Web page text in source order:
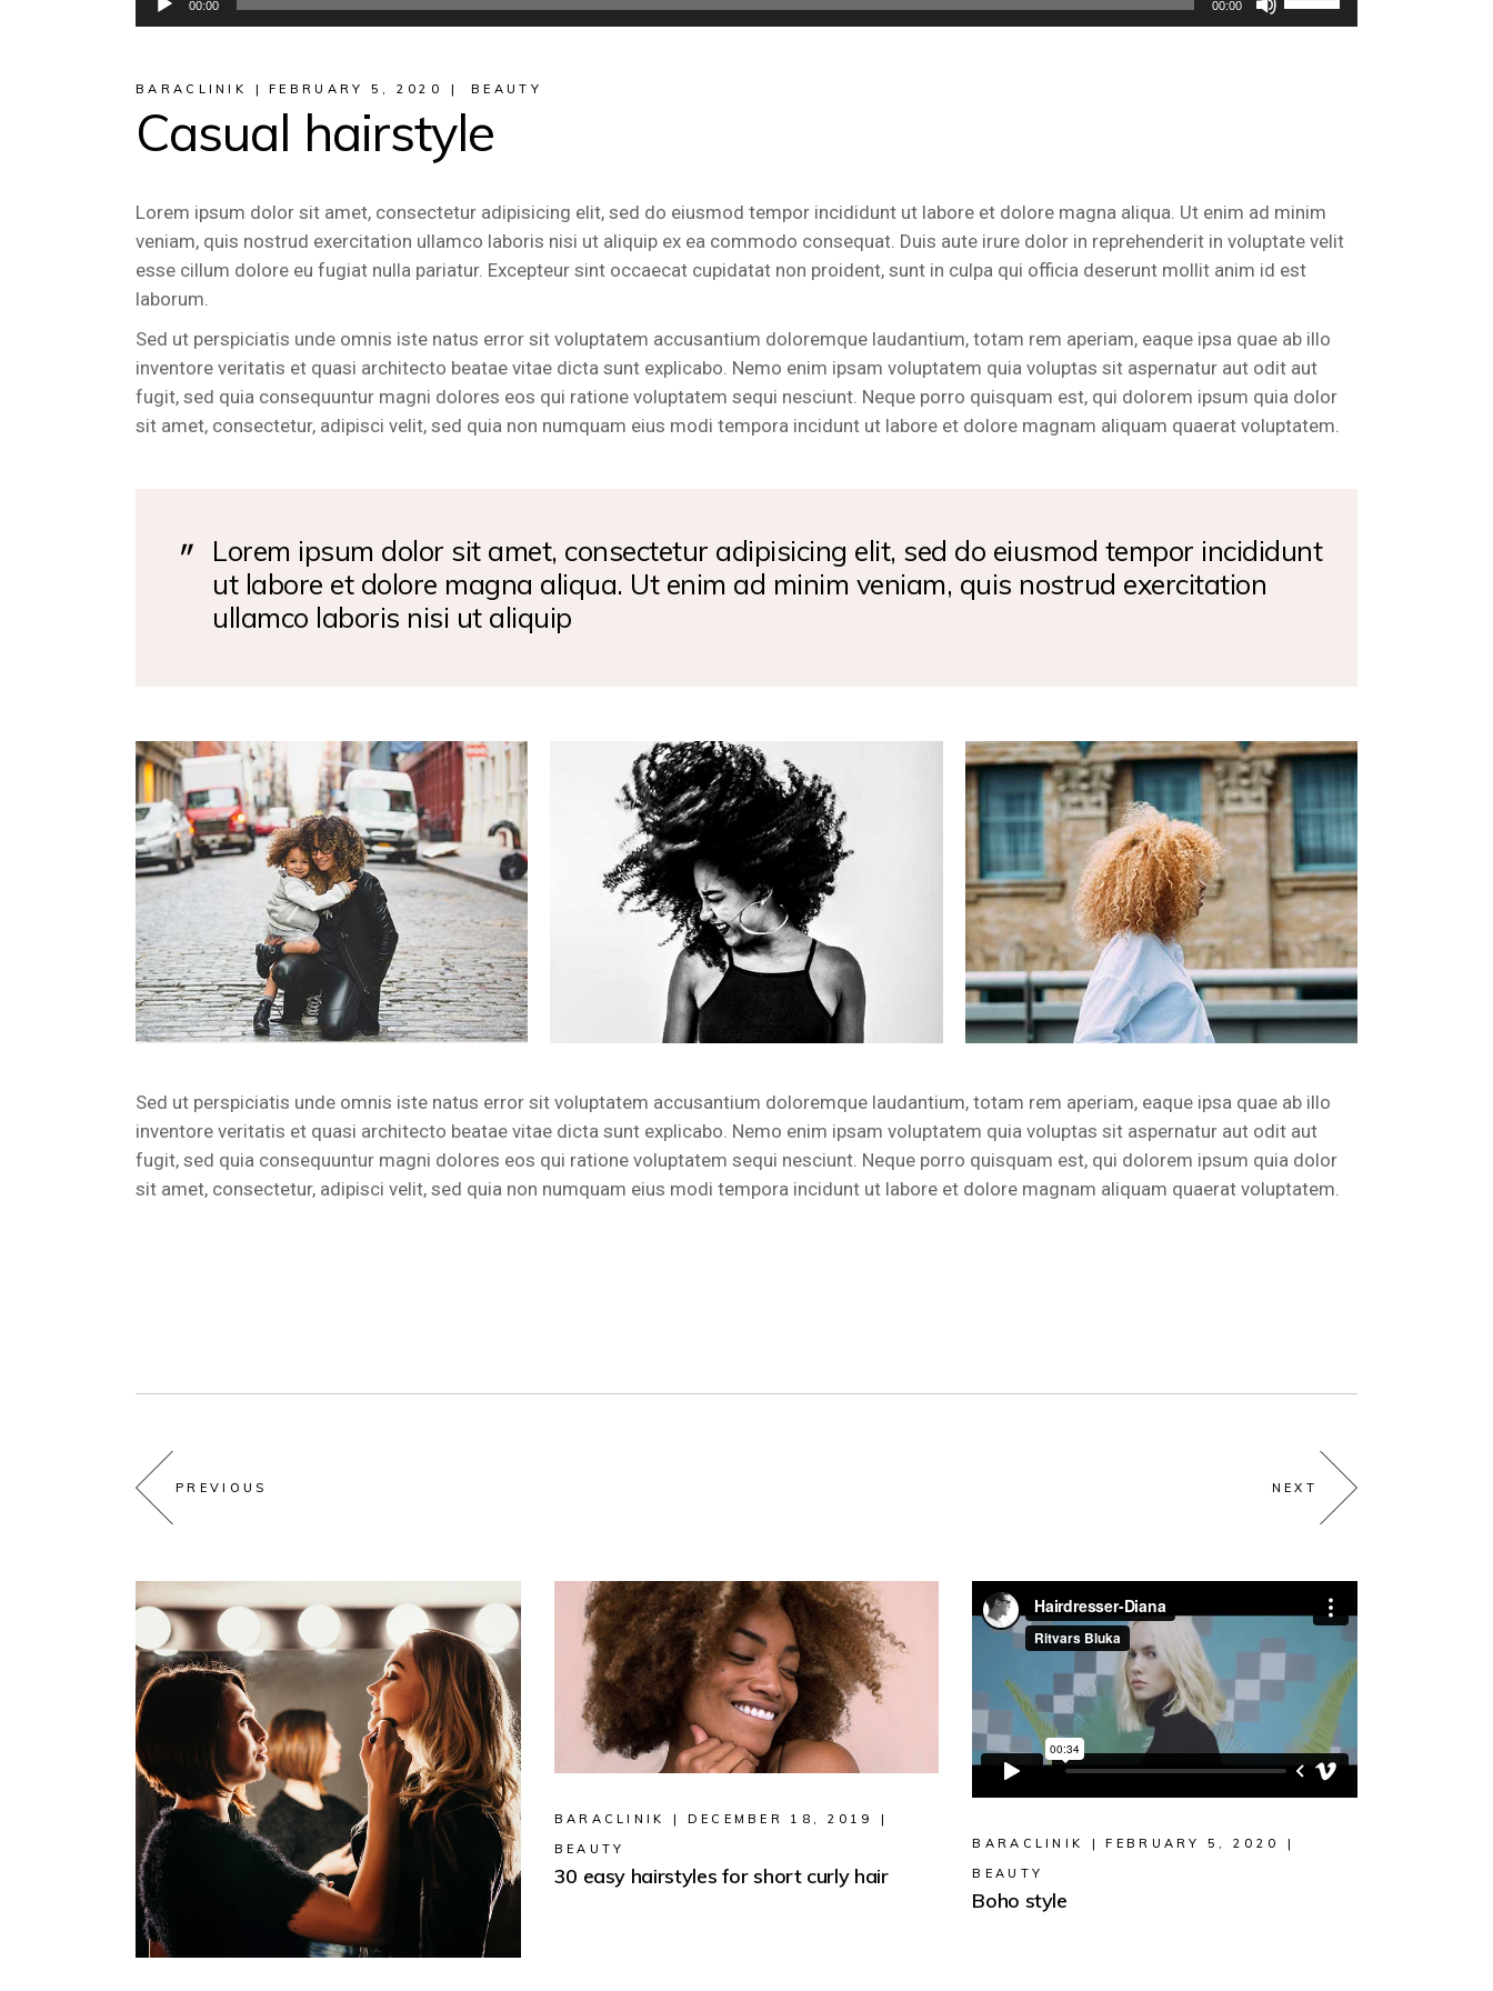
Player
00:00 00:00
Up/Down
volume.
BARACLINIK FEBRUARY 5, 2020 BEAUTY
Casual hairstyle
Lorem ipsum dolor sit amet, consectetur adipisicing elit, sed do eiusmod tempor incididunt ut labore et dolore magna aliqua. Ut enim ad minim
veniam, quis nostrud exercitation ullamco laboris nisi ut aliquip ex ea commodo consequat. Duis aute irure dolor in reprehenderit in voluptate velit
esse cillum dolore eu fugiat nulla pariatur. Excepteur sint occaecat cupidatat non proident, sunt in culpa qui officia deserunt mollit anim id est
laborum.
Sed ut perspiciatis unde omnis iste natus error sit voluptatem accusantium doloremque laudantium, totam rem aperiam, eaque ipsa quae ab illo
inventore veritatis et quasi architecto beatae vitae dicta sunt explicabo. Nemo enim ipsam voluptatem quia voluptas sit aspernatur aut odit aut
fugit, sed quia consequuntur magni dolores eos qui ratione voluptatem sequi nesciunt. Neque porro quisquam est, qui dolorem ipsum quia dolor
sit amet, consectetur, adipisci velit, sed quia non numquam eius modi tempora incidunt ut labore et dolore magnam aliquam quaerat voluptatem.
Lorem ipsum dolor sit amet, consectetur adipisicing elit, sed do eiusmod tempor incididunt
ut labore et dolore magna aliqua. Ut enim ad minim veniam, quis nostrud exercitation
ullamco laboris nisi ut aliquip
Sed ut perspiciatis unde omnis iste natus error sit voluptatem accusantium doloremque laudantium, totam rem aperiam, eaque ipsa quae ab illo
inventore veritatis et quasi architecto beatae vitae dicta sunt explicabo. Nemo enim ipsam voluptatem quia voluptas sit aspernatur aut odit aut
fugit, sed quia consequuntur magni dolores eos qui ratione voluptatem sequi nesciunt. Neque porro quisquam est, qui dolorem ipsum quia dolor
sit amet, consectetur, adipisci velit, sed quia non numquam eius modi tempora incidunt ut labore et dolore magnam aliquam quaerat voluptatem.
PREVIOUS NEXT
BARACLINIK
DECEMBER 18, 2019
BEAUTY
30 easy hairstyles for short curly hair
BARACLINIK
FEBRUARY 5, 2020
BEAUTY
Boho style